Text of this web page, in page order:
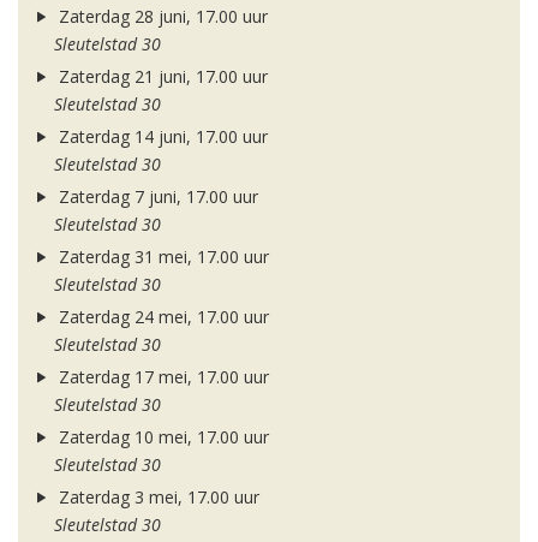
Zaterdag 28 juni, 17.00 uur
Sleutelstad 30
Zaterdag 21 juni, 17.00 uur
Sleutelstad 30
Zaterdag 14 juni, 17.00 uur
Sleutelstad 30
Zaterdag 7 juni, 17.00 uur
Sleutelstad 30
Zaterdag 31 mei, 17.00 uur
Sleutelstad 30
Zaterdag 24 mei, 17.00 uur
Sleutelstad 30
Zaterdag 17 mei, 17.00 uur
Sleutelstad 30
Zaterdag 10 mei, 17.00 uur
Sleutelstad 30
Zaterdag 3 mei, 17.00 uur
Sleutelstad 30